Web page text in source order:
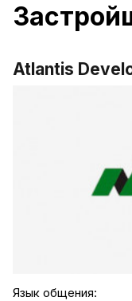
Atlantis
.agency-list-details
Язык общения: